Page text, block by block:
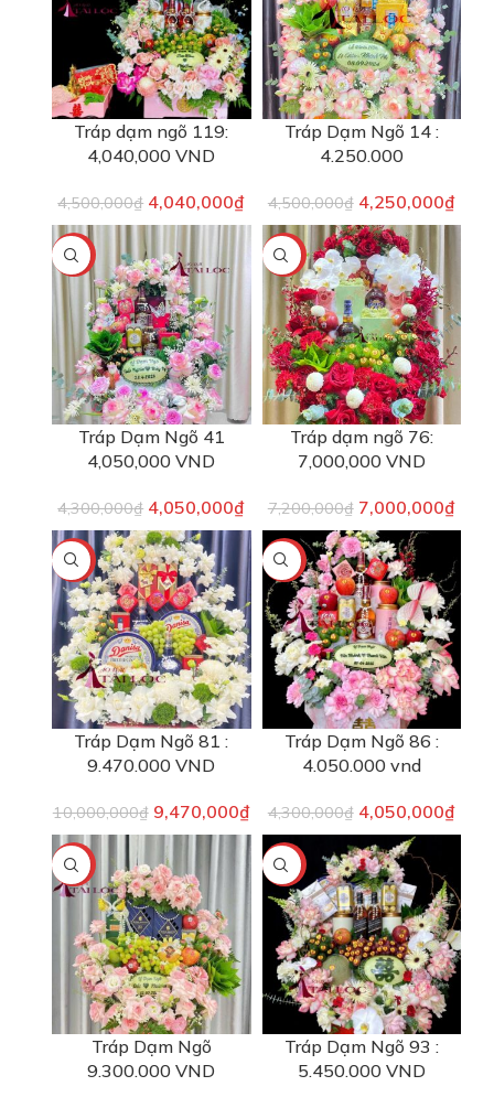
Tráp dạm ngõ 119:
4,040,000 VND
4,500,000₫ 4,040,000₫
Tráp Dạm Ngõ 14 :
4.250.000
4,500,000₫ 4,250,000₫
-6%
Tráp Dạm Ngõ 41
4,050,000 VND
4,300,000₫ 4,050,000₫
-3%
Tráp dạm ngõ 76:
7,000,000 VND
7,200,000₫ 7,000,000₫
-5%
Tráp Dạm Ngõ 81 :
9.470.000 VND
10,000,000₫ 9,470,000₫
-6%
Tráp Dạm Ngõ 86 :
4.050.000 vnd
4,300,000₫ 4,050,000₫
-2%
Tráp Dạm Ngõ
9.300.000 VND
-9%
Tráp Dạm Ngõ 93 :
5.450.000 VND